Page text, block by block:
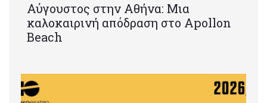
Αύγουστος στην Αθήνα: Μια
καλοκαιρινή απόδραση στο Apollon
Beach